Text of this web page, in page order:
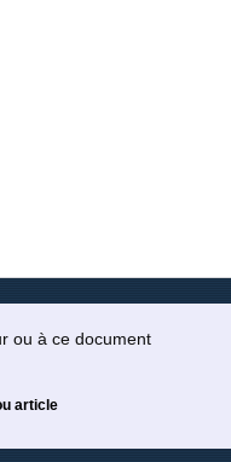
ou à ce document
article